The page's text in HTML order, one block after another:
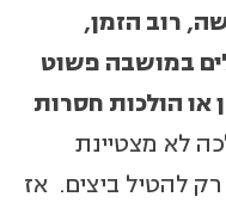
רוב הזמן,
במושבה פשוט
או הולכות חסרות
לא מצטיינת
להטיל ביצים. אז